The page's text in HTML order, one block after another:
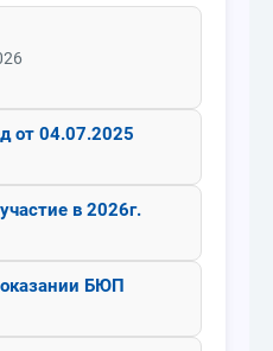
от 04.07.2025
в 2026г.
БЮП